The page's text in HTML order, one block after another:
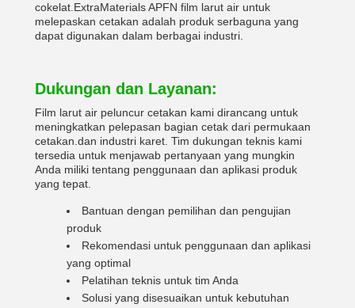
cokelat.ExtraMaterials APFN film larut air untuk
melepaskan cetakan adalah produk serbaguna yang
dapat digunakan dalam berbagai industri.
Dukungan dan Layanan:
Film larut air peluncur cetakan kami dirancang untuk
meningkatkan pelepasan bagian cetak dari permukaan
cetakan.dan industri karet. Tim dukungan teknis kami
tersedia untuk menjawab pertanyaan yang mungkin
Anda miliki tentang penggunaan dan aplikasi produk
yang tepat.
Bantuan dengan pemilihan dan pengujian
produk
Rekomendasi untuk penggunaan dan aplikasi
yang optimal
Pelatihan teknis untuk tim Anda
Solusi yang disesuaikan untuk kebutuhan